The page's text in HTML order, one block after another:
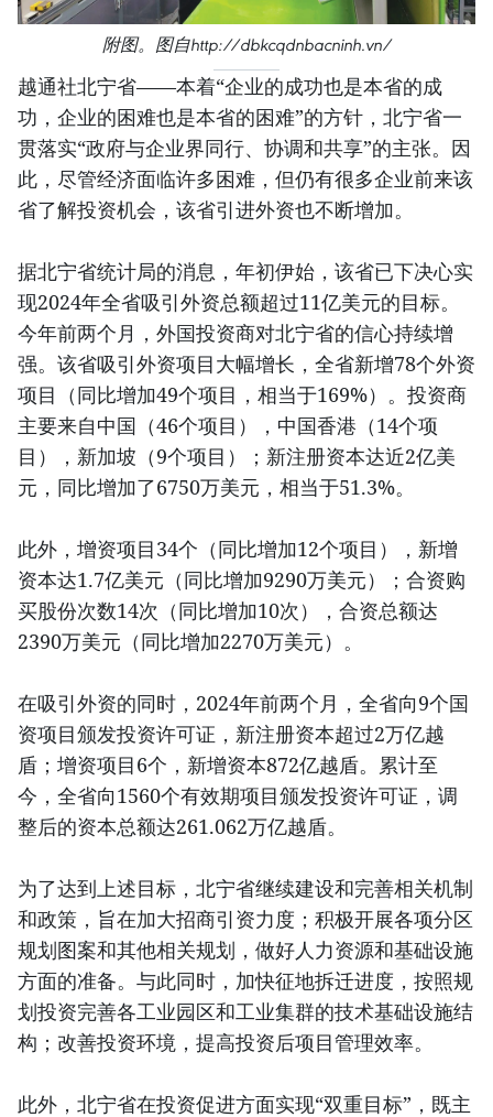
附图。图自http://dbkcqdnbacninh.vn/
越通社北宁省——本着“企业的成功也是本省的成
功，企业的困难也是本省的困难”的方针，北宁省一
贯落实“政府与企业界同行、协调和共享”的主张。因
此，尽管经济面临许多困难，但仍有很多企业前来该
省了解投资机会，该省引进外资也不断增加。
据北宁省统计局的消息，年初伊始，该省已下决心实
现2024年全省吸引外资总额超过11亿美元的目标。
今年前两个月，外国投资商对北宁省的信心持续增
强。该省吸引外资项目大幅增长，全省新增78个外资
项目（同比增加49个项目，相当于169%）。投资商
主要来自中国（46个项目），中国香港（14个项
目），新加坡（9个项目）；新注册资本达近2亿美
元，同比增加了6750万美元，相当于51.3%。
此外，增资项目34个（同比增加12个项目），新增
资本达1.7亿美元（同比增加9290万美元）；合资购
买股份次数14次（同比增加10次），合资总额达
2390万美元（同比增加2270万美元）。
在吸引外资的同时，2024年前两个月，全省向9个国
资项目颁发投资许可证，新注册资本超过2万亿越
盾；增资项目6个，新增资本872亿越盾。累计至
今，全省向1560个有效期项目颁发投资许可证，调
整后的资本总额达261.062万亿越盾。
为了达到上述目标，北宁省继续建设和完善相关机制
和政策，旨在加大招商引资力度；积极开展各项分区
规划图案和其他相关规划，做好人力资源和基础设施
方面的准备。与此同时，加快征地拆迁进度，按照规
划投资完善各工业园区和工业集群的技术基础设施结
构；改善投资环境，提高投资后项目管理效率。
此外，北宁省在投资促进方面实现“双重目标”，既主